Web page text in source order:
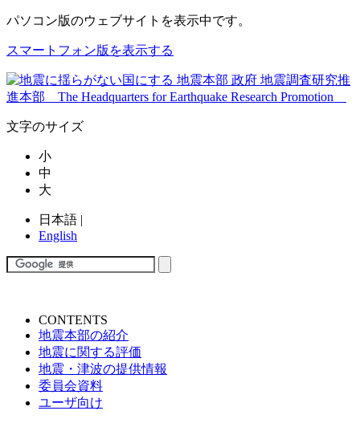
パソコン版のウェブサイトを表示中です。
スマートフォン版を表示する
文字のサイズ
小
中
大
日本語 |
English
CONTENTS
地震本部の紹介
地震に関する評価
地震・津波の提供情報
委員会資料
ユーザ向け